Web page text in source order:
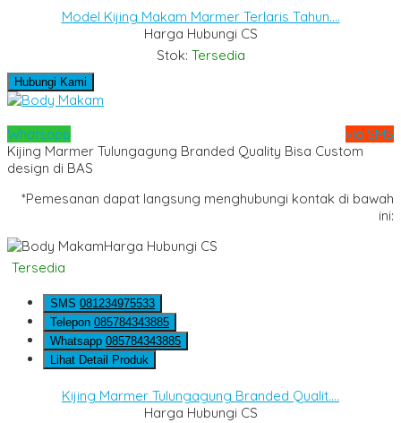
Model Kijing Makam Marmer Terlaris Tahun....
Harga Hubungi CS
Stok: Tersedia
Hubungi Kami
Whatsapp
via SMS
Kijing Marmer Tulungagung Branded Quality Bisa Custom
design di BAS
*Pemesanan dapat langsung menghubungi kontak di bawah
ini:
Harga Hubungi CS
Tersedia
SMS 081234975533
Telepon 085784343885
Whatsapp 085784343885
Lihat Detail Produk
Kijing Marmer Tulungagung Branded Qualit....
Harga Hubungi CS